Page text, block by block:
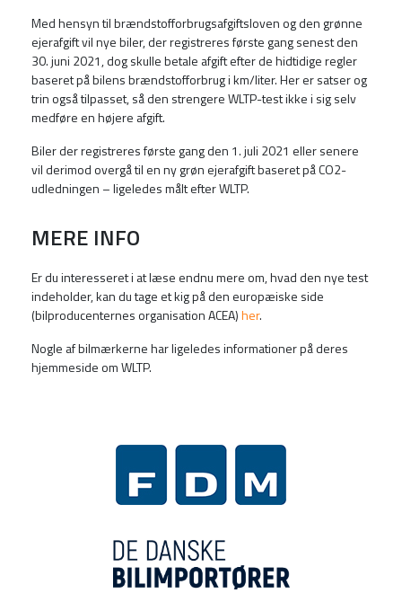
Med hensyn til brændstofforbrugsafgiftsloven og den grønne
ejerafgift vil nye biler, der registreres første gang senest den
30. juni 2021, dog skulle betale afgift efter de hidtidige regler
baseret på bilens brændstofforbrug i km/liter. Her er satser og
trin også tilpasset, så den strengere WLTP-test ikke i sig selv
medføre en højere afgift.
Biler der registreres første gang den 1. juli 2021 eller senere
vil derimod overgå til en ny grøn ejerafgift baseret på CO2-
udledningen – ligeledes målt efter WLTP.
MERE INFO
Er du interesseret i at læse endnu mere om, hvad den nye test
indeholder, kan du tage et kig på den europæiske side
(bilproducenternes organisation ACEA)her.
Nogle af bilmærkerne har ligeledes informationer på deres
hjemmeside om WLTP.